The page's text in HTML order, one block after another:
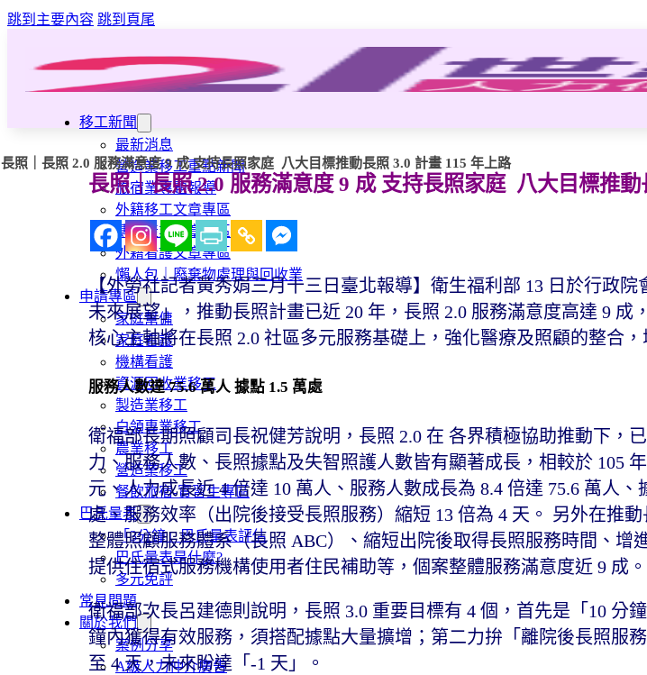
跳到主要內容 跳到頁尾
移工新聞
最新消息
營造業移工重點新聞
旅宿業專題報導
外籍移工文章專區
傳統產業文章專區
外籍看護文章專區
懶人包｜廢棄物處理與回收業
申請專區
家庭幫傭
家庭看護
機構看護
資源回收業移工
製造業移工
白領專業移工
農業移工
營造業移工
餐飲旅宿-實習生專區
巴氏量表
「3分鐘」巴氏量表評估
巴氏量表是什麼?
多元免評
常見問題
關於我們
案例分享
A級人力仲介廣告
長照｜長照 2.0 服務滿意度 9 成 支持長照家庭 八大目標推動長照 3.0 計畫 115 年上路
長照｜長照 2.0 服務滿意度 9 成 支持長照家庭 八大目標推動
【外勞社記者黃秀娟三月十三日臺北報導】衛生福利部 13 日於行政院
未來展望」，推動長照計畫已近 20 年，長照 2.0 服務滿意度高達 9 成
核心主軸將在長照 2.0 社區多元服務基礎上，強化醫療及照顧的整合，
服務人數達 75.6 萬人 據點 1.5 萬處
衛福部長期照顧司長祝健芳說明，長照 2.0 在 各界積極協助推動下，
力、服務人數、長照據點及失智照護人數皆有顯著成長，相較於 105
元、人力成長近 4 倍達 10 萬人、服務人數成長為 8.4 倍達 75.6 萬人、
處、服務效率（出院後接受長照服務）縮短 13 倍為 4 天。 另外在推
整體照顧服務體系（長照 ABC）、縮短出院後取得長照服務時間、增
提供住宿式服務機構使用者住民補助等，個案整體服務滿意度近 9 成。
衛福部次長呂建德則說明，長照 3.0 重要目標有 4 個，首先是「10 分
鐘內獲得有效服務，須搭配據點大量擴增；第二力拚「離院後長照服
至 4 天，未來盼達「-1 天」。